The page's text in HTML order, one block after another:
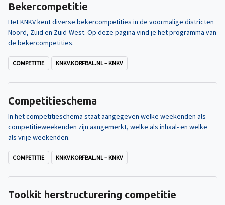
Bekercompetitie
Het KNKV kent diverse bekercompetities in de voormalige districten
Noord, Zuid en Zuid-West. Op deze pagina vind je het programma van
de bekercompetities.
COMPETITIE KNKV.KORFBAL.NL – KNKV
Competitieschema
In het competitieschema staat aangegeven welke weekenden als
competitieweekenden zijn aangemerkt, welke als inhaal- en welke
als vrije weekenden.
COMPETITIE KNKV.KORFBAL.NL – KNKV
Toolkit herstructurering competitie